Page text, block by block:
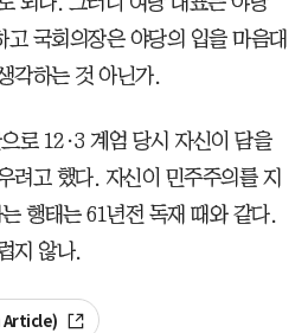
국회의장은 야당의 입을 마음대
각하는 것 아닌가.
로 12·3 계엄 당시 자신이 담을
려고 했다. 자신이 민주주의를 지
행태는 61년전 독재 때와 같다.
지 않나.
Article)